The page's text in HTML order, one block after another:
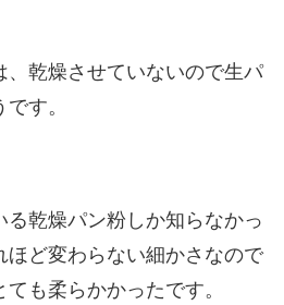
、乾燥させていないので生パ
す。
る乾燥パン粉しか知らなかっ
ほど変わらない細かさなので
も柔らかかったです。